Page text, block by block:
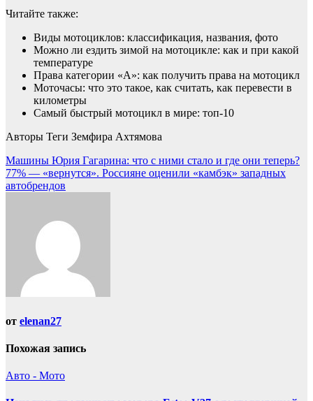
Читайте также:
Виды мотоциклов: классификация, названия, фото
Можно ли ездить зимой на мотоцикле: как и при какой
температуре
Права категории «А»: как получить права на мотоцикл
Моточасы: что это такое, как считать, как перевести в
километры
Самый быстрый мотоцикл в мире: топ-10
Авторы Теги Земфира Ахтямова
Навигация
по
Машины Юрия Гагарина: что с ними стало и где они теперь?
77% — «вернутся». Россияне оценили «камбэк» западных
автобрендов
от elenan27
Похожая запись
Авто - Мото